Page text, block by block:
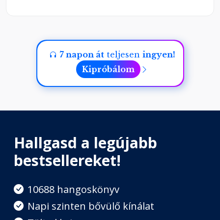
7 napon átteljesen ingyen!
Kipróbálom
Hallgasd a legújabb
bestsellereket!
10688 hangoskönyv
Napi szinten bővülő kínálat